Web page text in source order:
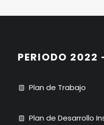
PERIODO
Plan de Trabajo
Plan de Desarrollo